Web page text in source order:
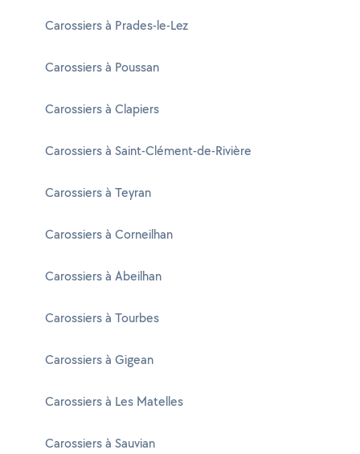
Carossiers à Prades-le-Lez
Carossiers à Poussan
Carossiers à Clapiers
Carossiers à Saint-Clément-de-Rivière
Carossiers à Teyran
Carossiers à Corneilhan
Carossiers à Abeilhan
Carossiers à Tourbes
Carossiers à Gigean
Carossiers à Les Matelles
Carossiers à Sauvian